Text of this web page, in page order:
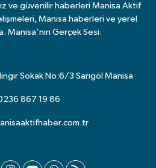
ve güvenilir haberleri Manisa Aktif
Manisa haberleri ve yerel
Manisa'nın Gerçek Sesi.
Sokak No:6/3 Sarıgöl Manisa
867 19 86